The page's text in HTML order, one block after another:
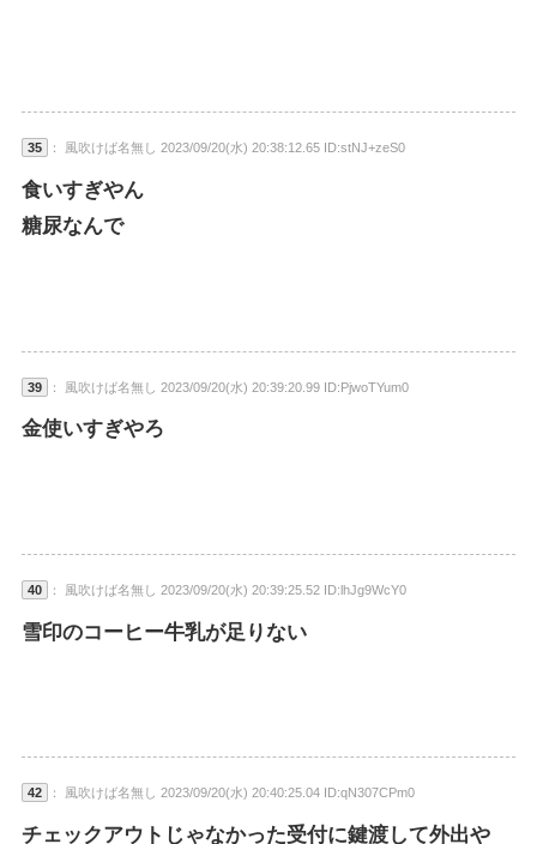
35 ： 風吹けば名無し 2023/09/20(水) 20:38:12.65 ID:stNJ+zeS0
食いすぎやん
糖尿なんで
39 ： 風吹けば名無し 2023/09/20(水) 20:39:20.99 ID:PjwoTYum0
金使いすぎやろ
40 ： 風吹けば名無し 2023/09/20(水) 20:39:25.52 ID:lhJg9WcY0
雪印のコーヒー牛乳が足りない
42 ： 風吹けば名無し 2023/09/20(水) 20:40:25.04 ID:qN307CPm0
チェックアウトじゃなかった受付に鍵渡して外出や